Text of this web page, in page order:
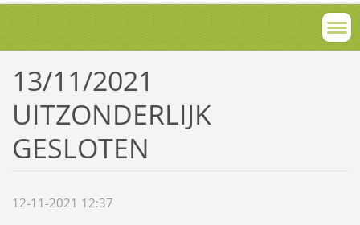
13/11/2021
UITZONDERLIJK
GESLOTEN
12-11-2021 12:37